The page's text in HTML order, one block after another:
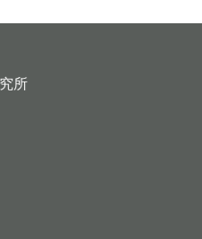
所